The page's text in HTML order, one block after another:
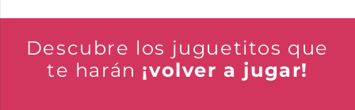
Descubre los juguetitos que
te harán ¡volver a jugar!